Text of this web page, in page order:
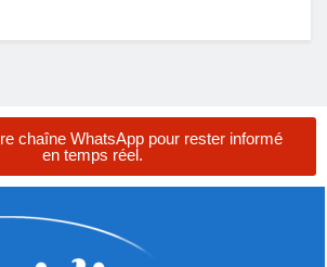
chaîne WhatsApp pour rester informé
en temps réel.